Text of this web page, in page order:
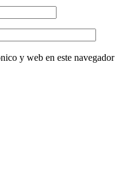
y web en este navegador